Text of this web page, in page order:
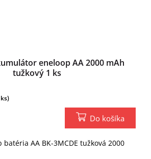
eneloop AA 2000 mAh
tužkový 1 ks
Do košíka
batéria AA BK-3MCDE tužková 2000